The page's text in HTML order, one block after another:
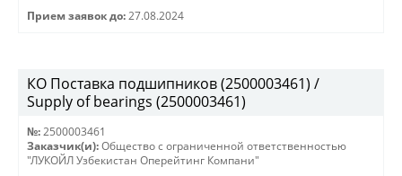
Прием заявок до: 27.08.2024
КО Поставка подшипников (2500003461) /
Supply of bearings (2500003461)
№: 2500003461
Заказчик(и): Общество с ограниченной ответственностью
"ЛУКОЙЛ Узбекистан Оперейтинг Компани"